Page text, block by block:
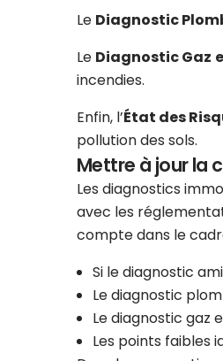
Le Diagnostic
Le Diagnostic Gaz
incendies.
Enfin, l’État des
pollution des sols.
Mettre à jour la
Les diagnostics
avec les
compte dans le
Si le diagnostic
Le diagnostic
Le diagnostic gaz
Les points faibles